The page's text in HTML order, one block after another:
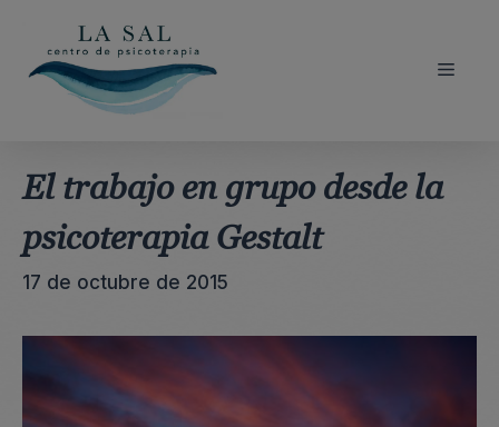
Menú
El trabajo en grupo desde la
psicoterapia Gestalt
17 de octubre de 2015